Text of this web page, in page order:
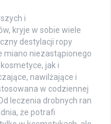
i
kryje w sobie wiele
destylacji ropy
miano niezastąpionego
jak i
nawilżające i
w codziennej
leczenia drobnych ran
że potrafi